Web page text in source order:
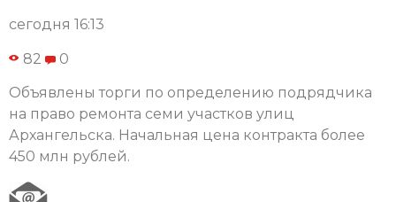
сегодня 16:13
82 0
Объявлены торги по определению подрядчика
на право ремонта семи участков улиц
Архангельска. Начальная цена контракта более
450 млн рублей.